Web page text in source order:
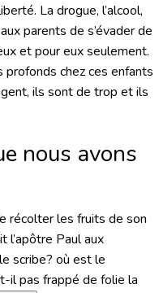
La drogue, l’alcool,
parents de s’évader de
et pour eux seulement.
chez ces enfants
ils sont de trop et ils
nous avons
récolter les fruits de son
l’apôtre Paul aux
scribe? où est le
il pas frappé de folie la